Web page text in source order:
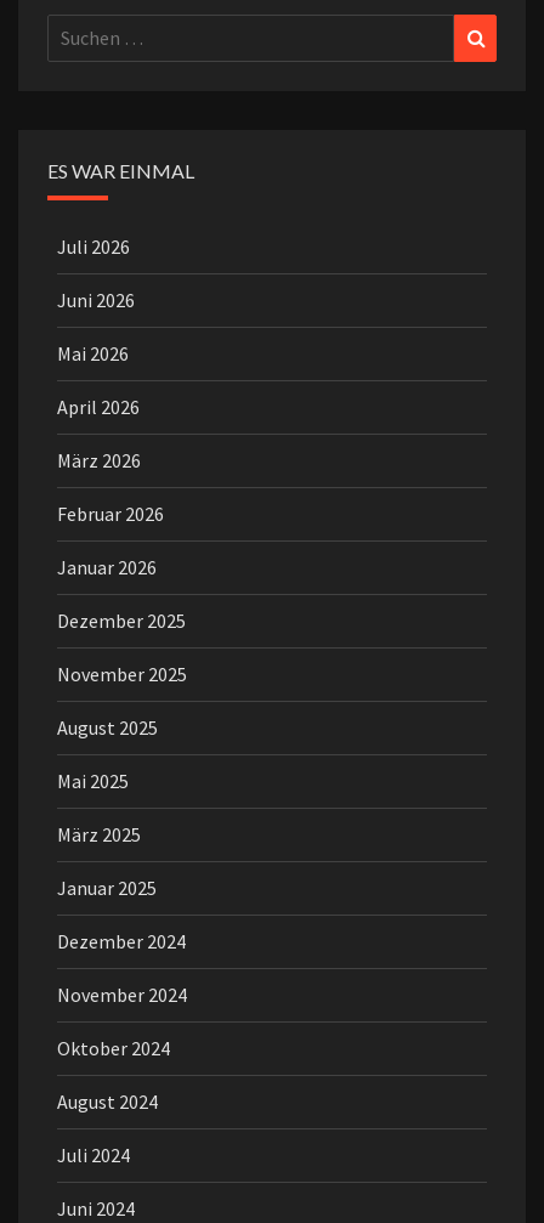
Suchen
nach:
ES WAR EINMAL
Juli 2026
Juni 2026
Mai 2026
April 2026
März 2026
Februar 2026
Januar 2026
Dezember 2025
November 2025
August 2025
Mai 2025
März 2025
Januar 2025
Dezember 2024
November 2024
Oktober 2024
August 2024
Juli 2024
Juni 2024